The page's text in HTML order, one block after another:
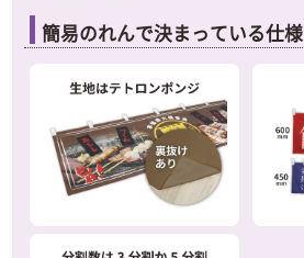
簡易のれんで決まっている仕様